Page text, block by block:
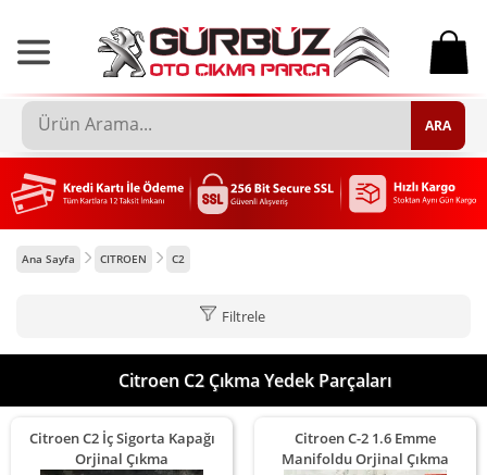
0
ARA
Ana Sayfa CITROEN C2
Filtrele
Citroen C2 Çıkma Yedek Parçaları
Citroen C2 İç Sigorta Kapağı
Orjinal Çıkma
Citroen C-2 1.6 Emme
Manifoldu Orjinal Çıkma